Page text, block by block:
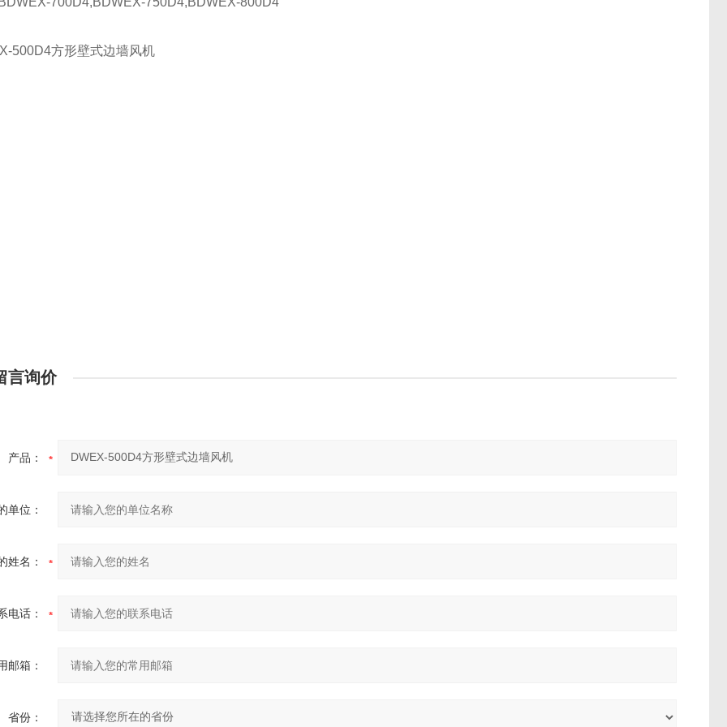
言询价
产品：
单位：
姓名：
电话：
邮箱：
省份：